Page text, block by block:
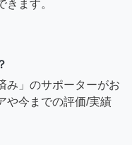
ます。
み」のサポーターがお
や今までの評価/実績